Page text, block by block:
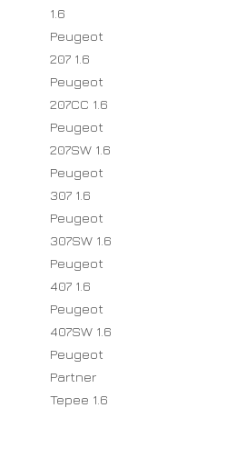
1.6
Peugeot
207 1.6
Peugeot
207CC 1.6
Peugeot
207SW 1.6
Peugeot
307 1.6
Peugeot
307SW 1.6
Peugeot
407 1.6
Peugeot
407SW 1.6
Peugeot
Partner
Tepee 1.6